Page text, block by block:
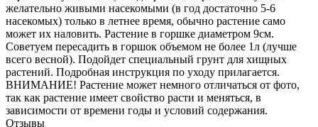
желательно живыми насекомыми (в год достаточно 5-6
насекомых) только в летнее время, обычно растение само
может их наловить. Растение в горшке диаметром 9см.
Советуем пересадить в горшок объемом не более 1л (лучше
всего весной). Подойдет специальный грунт для хищных
растений. Подробная инструкция по уходу прилагается.
ВНИМАНИЕ! Растение может немного отличаться от фото,
так как растение имеет свойство расти и меняться, в
зависимости от времени годы и условий содержания.
Отзывы